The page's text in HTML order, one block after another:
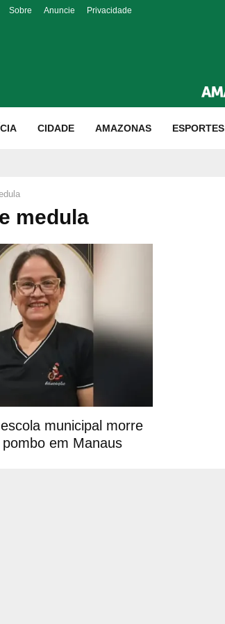
Sobre Anuncie Privacidade
CIDADE AMAZONAS ESPORTES
medula
municipal morre
em Manaus